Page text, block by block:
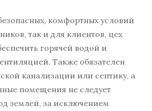
комфортных условий
так и для клиентов, цех
горячей водой и
Также обязателен
канализации или септику, а
помещения не следует
землей, за исключением